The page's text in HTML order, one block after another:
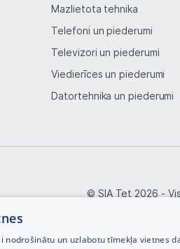
Sadzīves
Sports un
Blogs
Piegāde un
Mazlietota tehnika
Telefoni un piederumi
Televizori un piederumi
Viedierīces un piederumi
Datortehnika un piederumi
© SIA Tet 2026 -
un uzlabotu tīmekļa vietnes